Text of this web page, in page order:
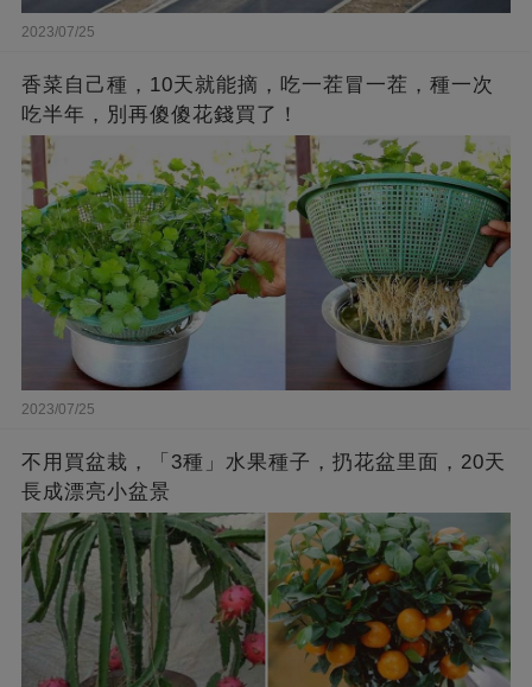
2023/07/25
香菜自己種，10天就能摘，吃一茬冒一茬，種一次
吃半年，別再傻傻花錢買了！
2023/07/25
不用買盆栽，「3種」水果種子，扔花盆里面，20天
長成漂亮小盆景